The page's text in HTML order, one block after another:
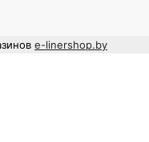
e-linershop.by